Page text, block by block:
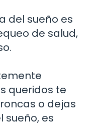
del sueño es
de salud,
queridos te
o dejas
sueño, es